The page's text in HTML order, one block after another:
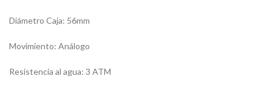
Diámetro Caja: 56mm
Movimiento: Análogo
Resistencia al agua: 3 ATM